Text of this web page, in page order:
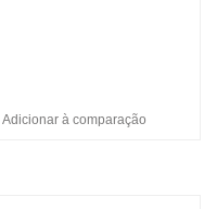
Adicionar à comparação